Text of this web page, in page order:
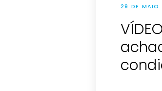
29 DE MAIO